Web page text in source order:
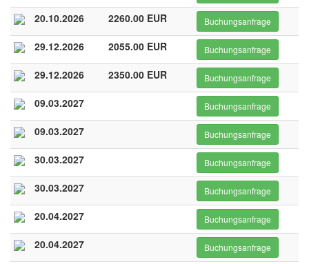
20.10.2026 2260.00 EUR Buchungsanfrage
29.12.2026 2055.00 EUR Buchungsanfrage
29.12.2026 2350.00 EUR Buchungsanfrage
09.03.2027 Buchungsanfrage
09.03.2027 Buchungsanfrage
30.03.2027 Buchungsanfrage
30.03.2027 Buchungsanfrage
20.04.2027 Buchungsanfrage
20.04.2027 Buchungsanfrage